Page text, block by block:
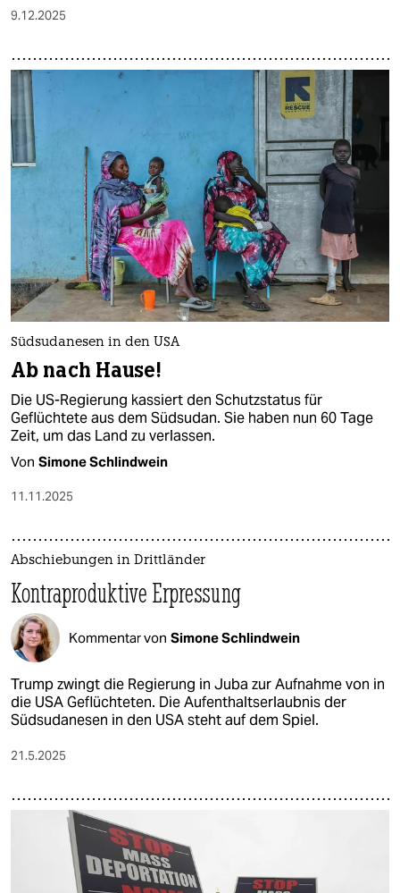
9.12.2025
Südsudanesen in den USA
Ab nach Hause!
Die US-Regierung kassiert den Schutzstatus für
Geflüchtete aus dem Südsudan. Sie haben nun 60 Tage
Zeit, um das Land zu verlassen.
Von Simone Schlindwein
11.11.2025
Abschiebungen in Drittländer
Kontraproduktive Erpressung
Kommentar von Simone Schlindwein
Trump zwingt die Regierung in Juba zur Aufnahme von in
die USA Geflüchteten. Die Aufenthaltserlaubnis der
Südsudanesen in den USA steht auf dem Spiel.
21.5.2025